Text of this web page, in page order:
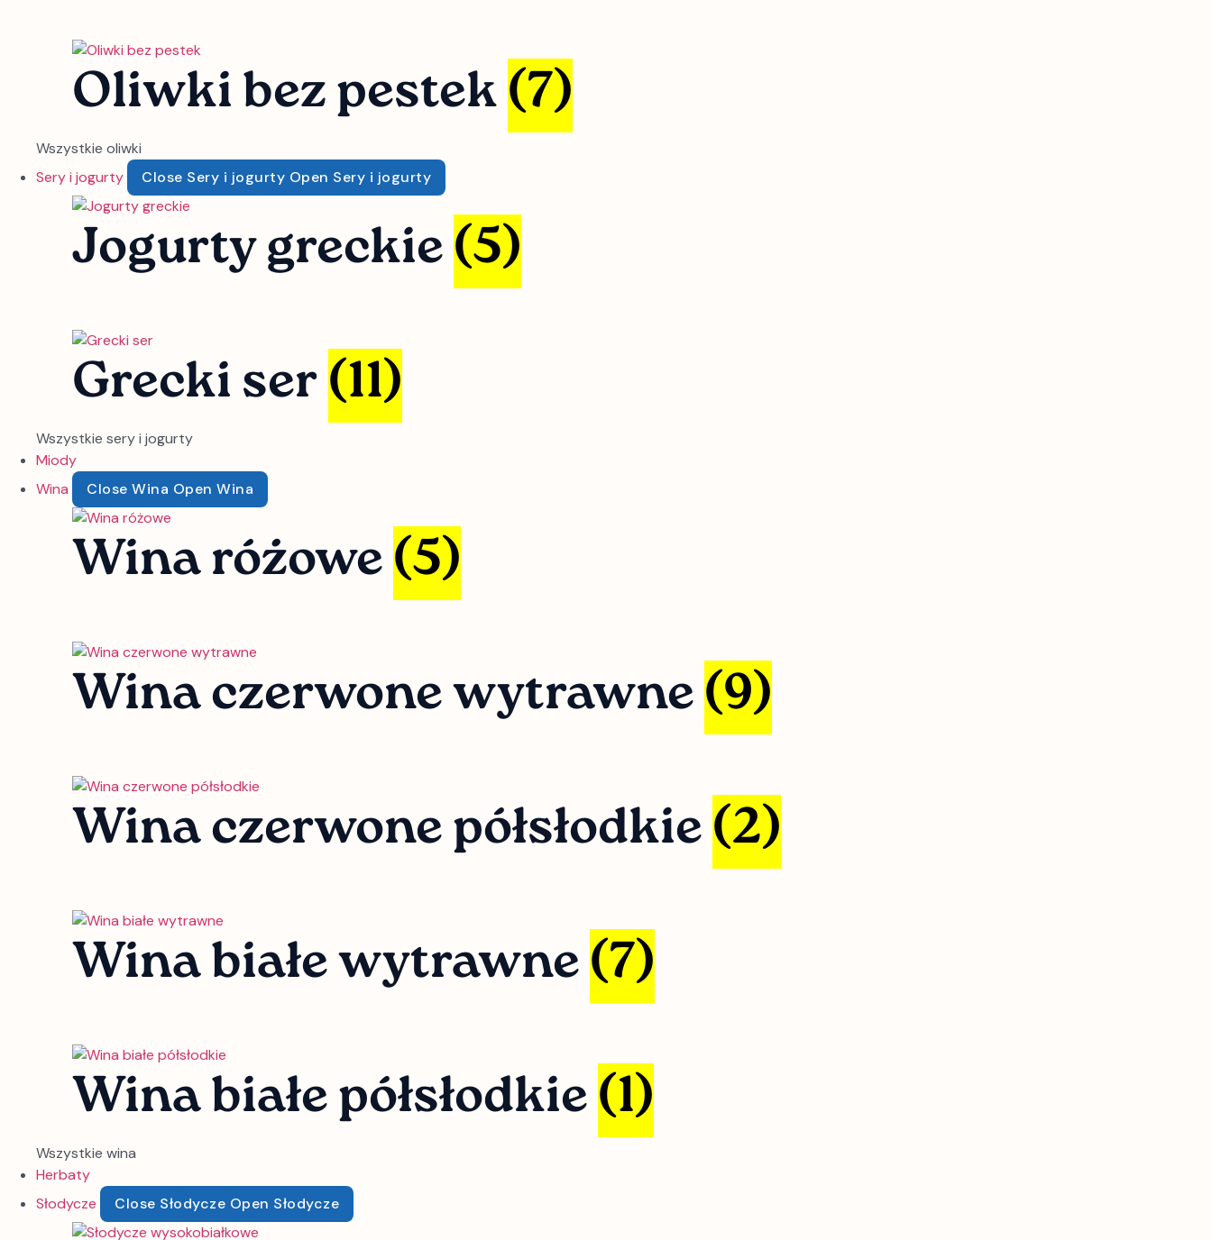
Oliwki bez pestek(7)
Wszystkie oliwki
Sery i jogurty
Close Sery i jogurty Open Sery i jogurty
Jogurty greckie(5)
Grecki ser(11)
Wszystkie sery i jogurty
Miody
Wina
Close Wina Open Wina
Wina różowe(5)
Wina czerwone wytrawne(9)
Wina czerwone półsłodkie(2)
Wina białe wytrawne(7)
Wina białe półsłodkie(1)
Wszystkie wina
Herbaty
Słodycze
Close Słodycze Open Słodycze